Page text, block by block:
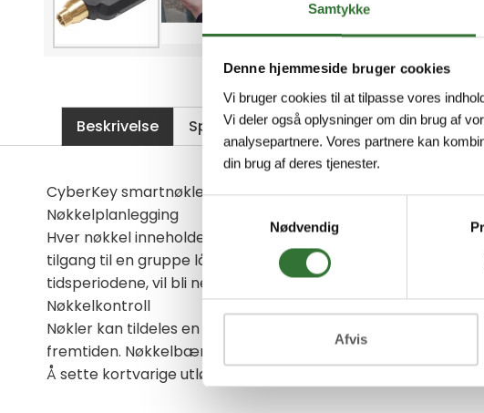
Samtykke
Denne hjemmeside bruger cookies
Vi bruger cookies til at tilpasse vores
Vi deler også oplysninger om din brug af
analysepartnere. Vores partnere kan
din brug af deres tjenester.
Nødvendig
Afvis
Beskrivelse Spesifikasjoner Filer
CyberKey smartnøkler fungerer som gatekeeper for
Nøkkelplanlegging
Hver nøkkel inneholder en spesifikk liste over godkjente
tilgang til en gruppe låser fra kl. 8 til 18 på hverdager, og til
tidsperiodene, vil bli nektet tilgang.
Nøkkelkontroll
Nøkler kan tildeles en startdato og en utløpsdato. Dette
fremtiden. Nøkkelbærere må reautorisere nøklene før
Å sette kortvarige utløpsdatoer er en effektiv måte å